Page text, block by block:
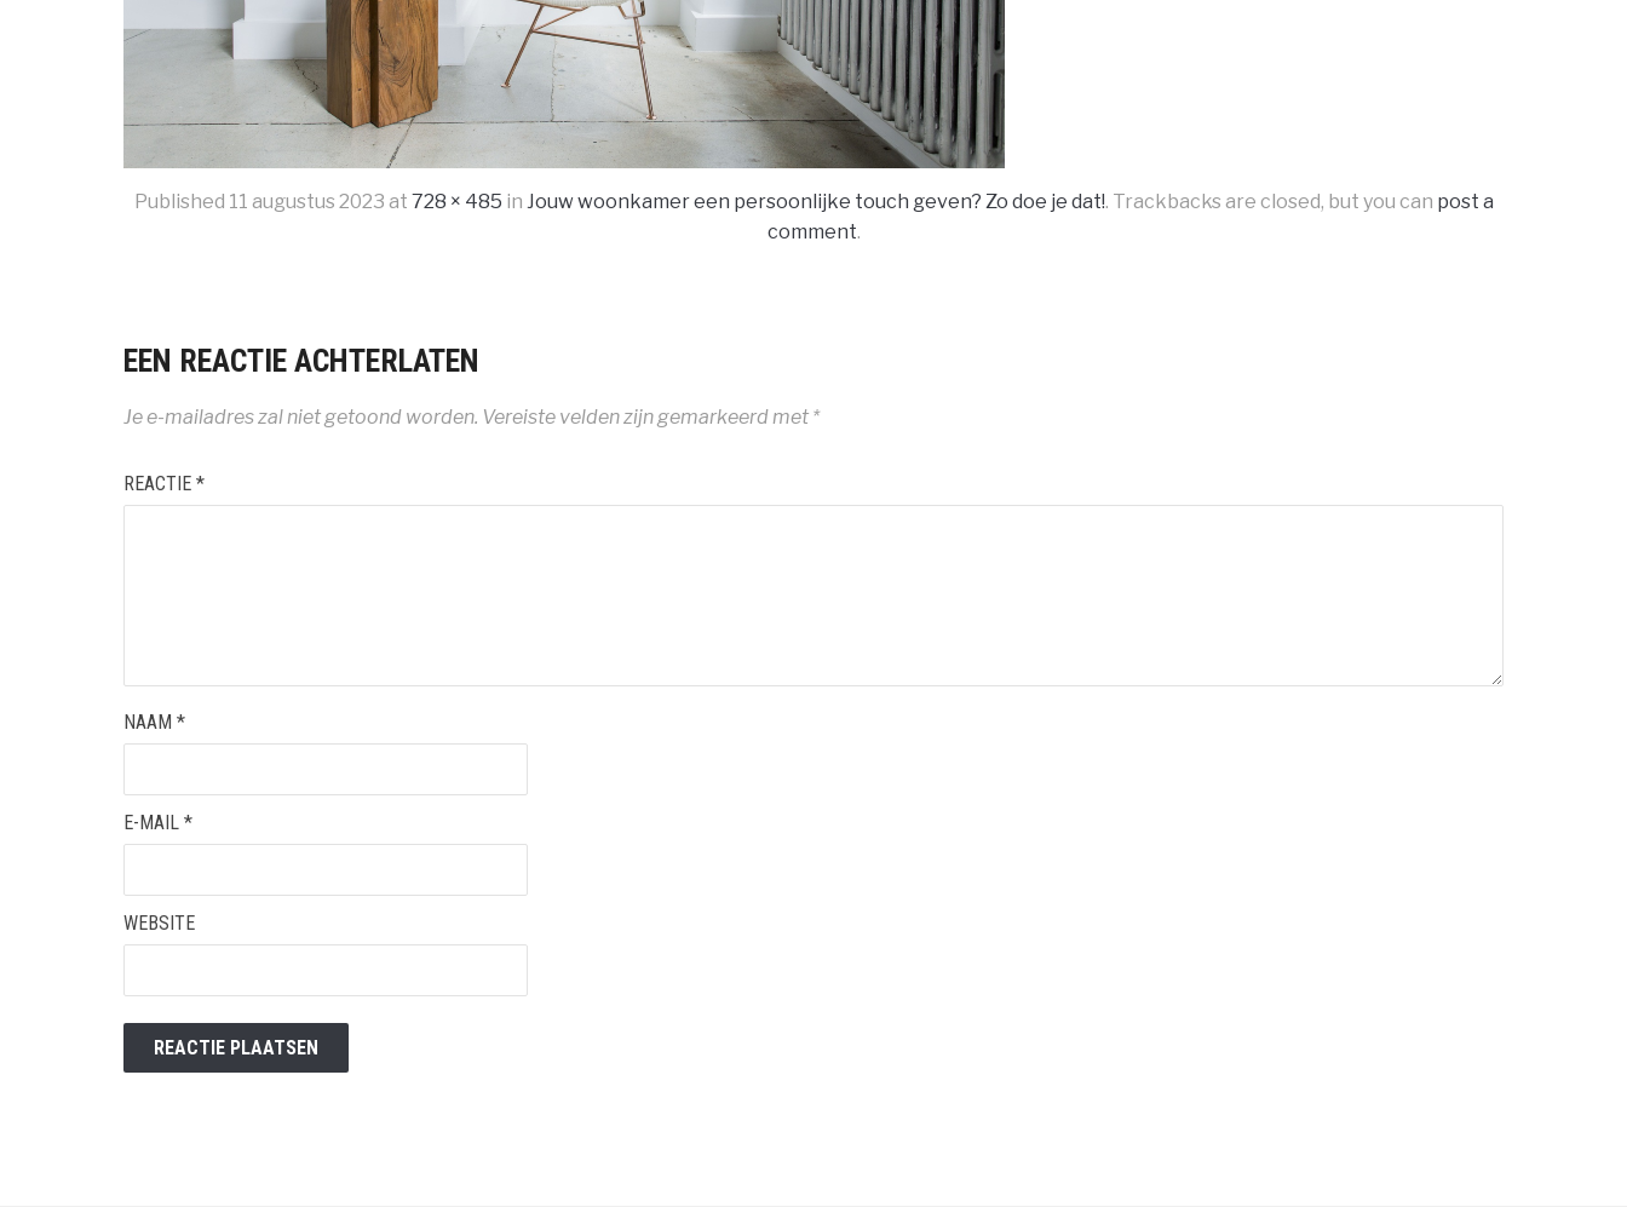
Published 11 augustus 2023 at 728 × 485 in Jouw woonkamer een persoonlijke touch geven? Zo doe je dat!. Trackbacks are closed, but you can post a
comment.
EEN REACTIE ACHTERLATEN
Je e-mailadres zal niet getoond worden. Vereiste velden zijn gemarkeerd met *
REACTIE *
NAAM *
E-MAIL *
WEBSITE